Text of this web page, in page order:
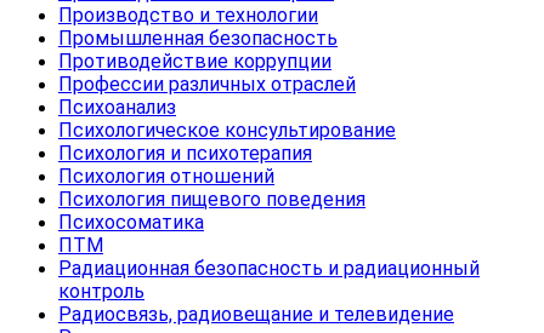
Производство и технологии
Промышленная безопасность
Противодействие коррупции
Профессии различных отраслей
Психоанализ
Психологическое консультирование
Психология и психотерапия
Психология отношений
Психология пищевого поведения
Психосоматика
ПТМ
Радиационная безопасность и радиационный
контроль
Радиосвязь, радиовещание и телевидение